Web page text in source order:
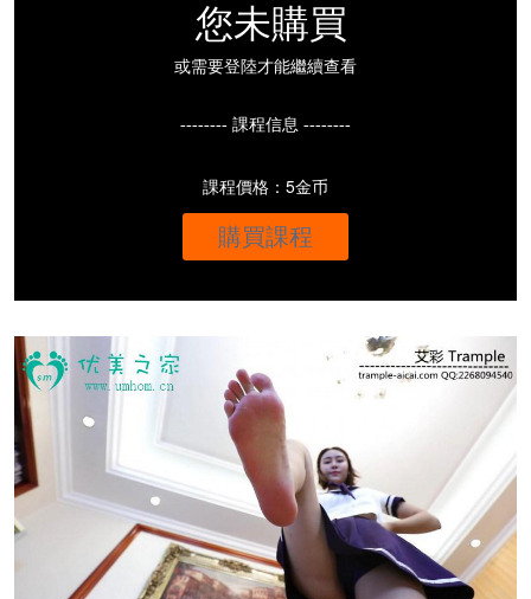
您未購買
或需要登陸才能繼續查看
-------- 課程信息 --------
課程價格：5金币
購買課程